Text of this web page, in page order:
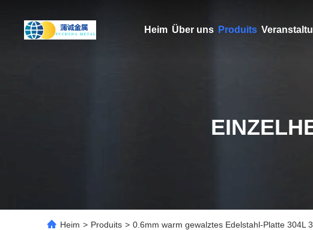
Heim Über uns Produits
Heim > Produits > 0.6mm warm gewalztes Edelstahl-Platte 304L